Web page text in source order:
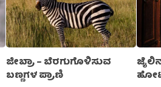
ಜೀಬ್ರಾ – ಬೆರಗುಗೊಳಿಸುವ
ಬಣ್ಣಗಳ ಪ್ರಾಣಿ